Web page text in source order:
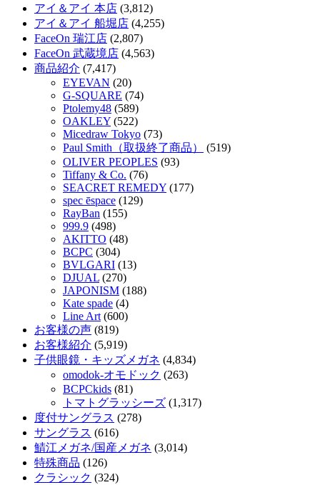
アイ＆アイ 本店 (3,812)
アイ＆アイ 船堀店 (4,255)
FaceOn 瑞江店 (2,807)
FaceOn 武蔵境店 (4,563)
商品紹介 (7,417)
EYEVAN (20)
G-SQUARE (74)
Ptolemy48 (589)
OAKLEY (522)
Micedraw Tokyo (73)
Paul Smith（取扱終了商品）
(519)
OLIVER PEOPLES (93)
Tiffany & Co. (76)
SEACRET REMEDY (177)
spec ēspace (129)
RayBan (155)
999.9 (498)
AKITTO (48)
BCPC (304)
BVLGARI (13)
DJUAL (270)
JAPONISM (188)
Kate spade (4)
Line Art (600)
お客様の声 (819)
お客様紹介 (5,919)
子供眼鏡・キッズメガネ (4,834)
omodok-オモドック (263)
BCPCkids (81)
トマトグラッシーズ (1,317)
度付サングラス (278)
サングラス (616)
鯖江メガネ/国産メガネ (3,014)
特殊商品 (126)
クラシック (324)